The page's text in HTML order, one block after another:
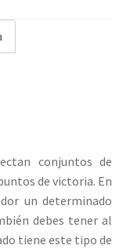
conjuntos de
de victoria. En
un determinado
debes tener al
tiene este tipo de